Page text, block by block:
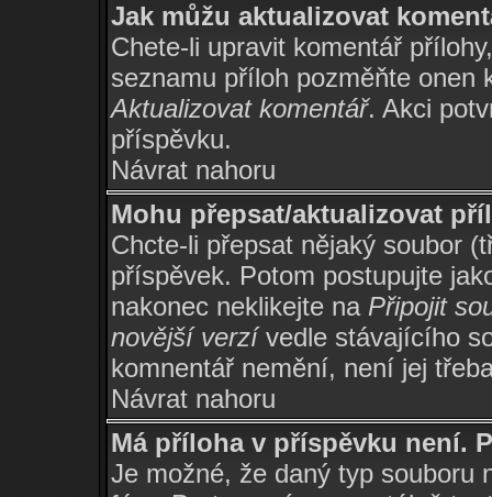
Jak můžu aktualizovat
Chete-li upravit komentář
seznamu příloh pozměňte
Aktualizovat komentář. Akci
příspěvku.
Návrat nahoru
Mohu přepsat/aktualizovat
Chcte-li přepsat nějaký soubor
příspěvek. Potom postupujte
nakonec neklikejte na Připojit
novější verzívedle stávajícího
komnentář nemění, není jej
Návrat nahoru
Má příloha v příspěvku není.
Je možné, že daný typ souboru